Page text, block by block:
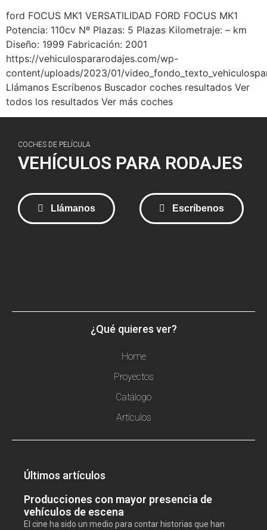
ford FOCUS MK1 VERSATILIDAD FORD FOCUS MK1​
Potencia: 110cv Nº Plazas: 5 Plazas Kilometraje: – km
Diseño: 1999 Fabricación: 2001
https://vehiculospararodajes.com/wp-
content/uploads/2023/01/
Llámanos Escríbenos Buscador coches resultados Ver
todos los resultados Ver más coches
COCHES DE PELÍCULA
VEHÍCULOS PARA RODAJES
Llámanos Escríbenos
¿Qué quieres ver?
Home
Proyectos
Catálogo
Artículos
Últimos artículos
Producciones con mayor presencia de
vehículos de escena
El cine ha sido un medio para contar historias que han